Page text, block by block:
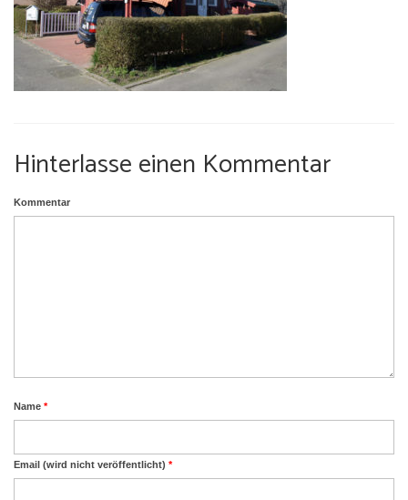
Umgebung
Urlaub mit Hund
Hinterlasse einen Kommentar
Kommentar
Name *
Email (wird nicht veröffentlicht) *